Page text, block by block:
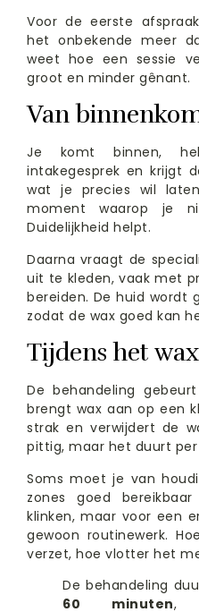
Voor de eerste
het onbekende meer
weet hoe een sessie
groot en minder gênant.
Van
Je komt binnen,
intakegesprek en krijgt
wat je precies wil
moment waarop je
Duidelijkheid helpt.
Daarna vraagt de
uit te kleden, vaak met
bereiden. De huid wordt
zodat de wax goed kan
Tijdens het
De behandeling
brengt wax aan op een
strak en verwijdert de
pittig, maar het duurt
Soms moet je van
zones goed
klinken, maar voor een
gewoon routinewerk.
verzet, hoe vlotter het
De behandeling
60 minuten,